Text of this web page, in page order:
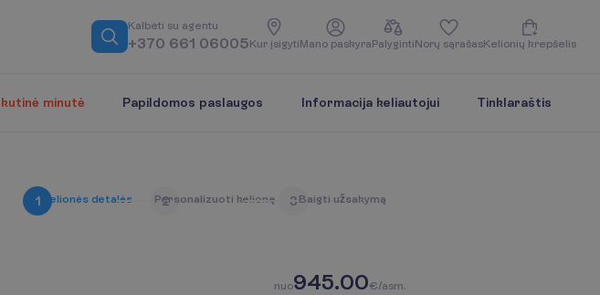
Kalbėti su agentu
+370 661 06005Kur įsigytiMano paskyraPalygintiNorų sąrašasKelionių krepšelis
minutė Papildomos paslaugos Informacija keliautojui Tinklaraštis
1 elionės detalės 2
Personalizuoti kelionę 3 Baigti užsakymą
nuo945.00€/asm.